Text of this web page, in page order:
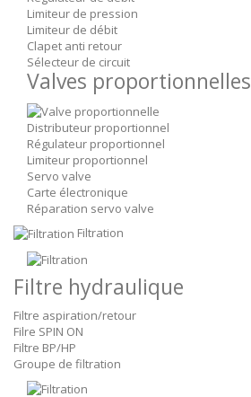
Limiteur de pression
Limiteur de débit
Clapet anti retour
Sélecteur de circuit
Valves proportionnelles
Distributeur proportionnel
Régulateur proportionnel
Limiteur proportionnel
Servo valve
Carte électronique
Réparation servo valve
Filtration
Filtre hydraulique
Filtre aspiration/retour
Filre SPIN ON
Filtre BP/HP
Groupe de filtration